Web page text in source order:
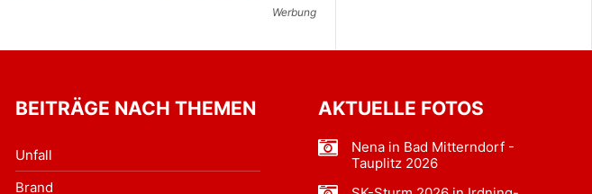
Werbung
BEITRÄGE NACH THEMEN
Unfall
Brand
AKTUELLE FOTOS
Nena in Bad Mitterndorf -
Tauplitz 2026